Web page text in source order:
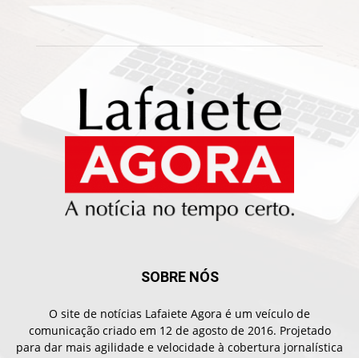
SOBRE NÓS
O site de notícias Lafaiete Agora é um veículo de
comunicação criado em 12 de agosto de 2016. Projetado
para dar mais agilidade e velocidade à cobertura jornalística